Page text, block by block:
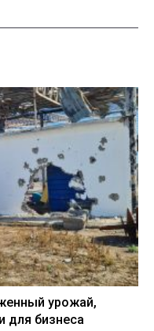
урожай,
для бизнеса